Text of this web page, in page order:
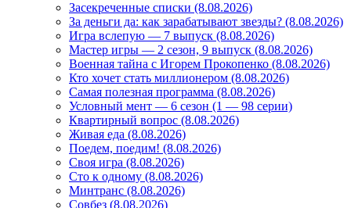
Засекреченные списки (8.08.2026)
За деньги да: как зарабатывают звезды? (8.08.2026)
Игра вслепую — 7 выпуск (8.08.2026)
Мастер игры — 2 сезон, 9 выпуск (8.08.2026)
Военная тайна с Игорем Прокопенко (8.08.2026)
Кто хочет стать миллионером (8.08.2026)
Самая полезная программа (8.08.2026)
Условный мент — 6 сезон (1 — 98 серии)
Квартирный вопрос (8.08.2026)
Живая еда (8.08.2026)
Поедем, поедим! (8.08.2026)
Своя игра (8.08.2026)
Сто к одному (8.08.2026)
Минтранс (8.08.2026)
Совбез (8.08.2026)